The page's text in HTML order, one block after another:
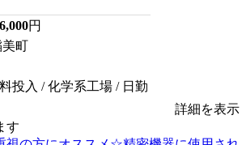
円
町
投入 / 化学系工場 / 日勤
詳細を表示
す